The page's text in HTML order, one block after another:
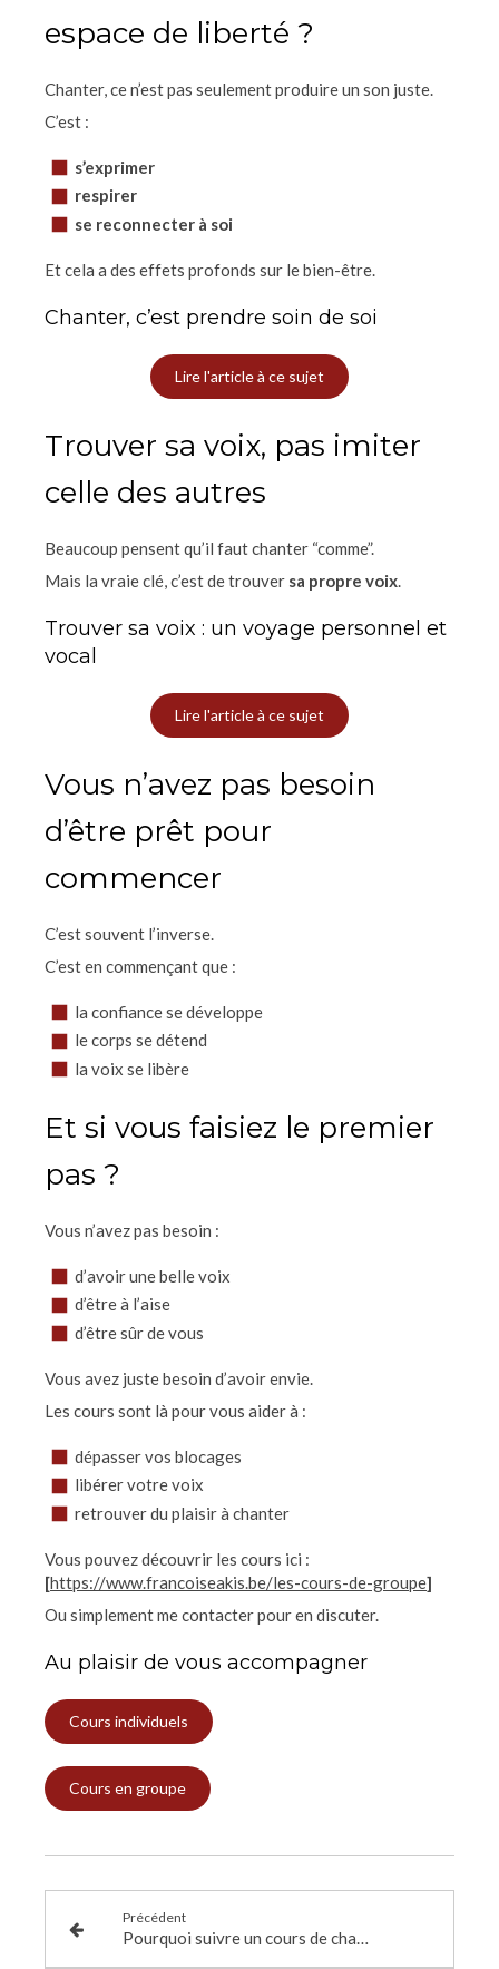
espace de liberté ?
Chanter, ce n’est pas seulement produire un son juste.
C’est :
s’exprimer
respirer
se reconnecter à soi
Et cela a des effets profonds sur le bien-être.
Chanter, c’est prendre soin de soi
Lire l'article à ce sujet
Trouver sa voix, pas imiter
celle des autres
Beaucoup pensent qu’il faut chanter “comme”.
Mais la vraie clé, c’est de trouver sa propre voix.
Trouver sa voix : un voyage personnel et
vocal
Lire l'article à ce sujet
Vous n’avez pas besoin
d’être prêt pour
commencer
C’est souvent l’inverse.
C’est en commençant que :
la confiance se développe
le corps se détend
la voix se libère
Et si vous faisiez le premier
pas ?
Vous n’avez pas besoin :
d’avoir une belle voix
d’être à l’aise
d’être sûr de vous
Vous avez juste besoin d’avoir envie.
Les cours sont là pour vous aider à :
dépasser vos blocages
libérer votre voix
retrouver du plaisir à chanter
Vous pouvez découvrir les cours ici :
[https://www.francoiseakis.be/les-cours-de-groupe]
Ou simplement me contacter pour en discuter.
Au plaisir de vous accompagner
Cours individuels
Cours en groupe
Précédent
Pourquoi suivre un cours de chant, un coaching individuel ou un stage de chant ?